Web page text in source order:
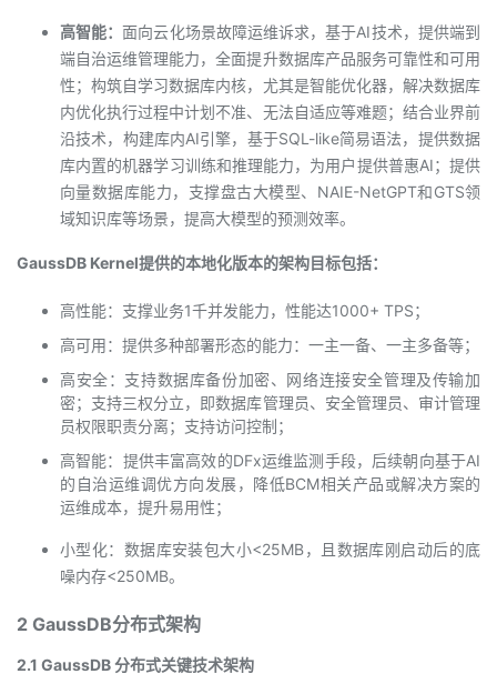
高智能：面向云化场景故障运维诉求，基于AI技术，提供端到
端自治运维管理能力，全面提升数据库产品服务可靠性和可用
性；构筑自学习数据库内核，尤其是智能优化器，解决数据库
内优化执行过程中计划不准、无法自适应等难题；结合业界前
沿技术，构建库内AI引擎，基于SQL-like简易语法，提供数据
库内置的机器学习训练和推理能力，为用户提供普惠AI；提供
向量数据库能力，支撑盘古大模型、NAIE-NetGPT和GTS领
域知识库等场景，提高大模型的预测效率。
GaussDB Kernel提供的本地化版本的架构目标包括：
高性能：支撑业务1千并发能力，性能达1000+ TPS；
高可用：提供多种部署形态的能力：一主一备、一主多备等；
高安全：支持数据库备份加密、网络连接安全管理及传输加
密；支持三权分立，即数据库管理员、安全管理员、审计管理
员权限职责分离；支持访问控制；
高智能：提供丰富高效的DFx运维监测手段，后续朝向基于AI
的自治运维调优方向发展，降低BCM相关产品或解决方案的
运维成本，提升易用性；
小型化：数据库安装包大小<25MB，且数据库刚启动后的底
噪内存<250MB。
2 GaussDB分布式架构
2.1 GaussDB 分布式关键技术架构